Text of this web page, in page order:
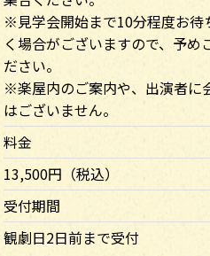
※見学会開始まで10分程度お待
く場合がございますので、予め
ださい。
※楽屋内のご案内や、出演者に
はございません。
料金
13,500円（税込）
受付期間
観劇日2日前まで受付